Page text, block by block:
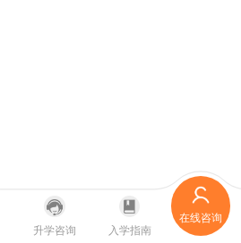
升学咨询 入学指南
在线咨询